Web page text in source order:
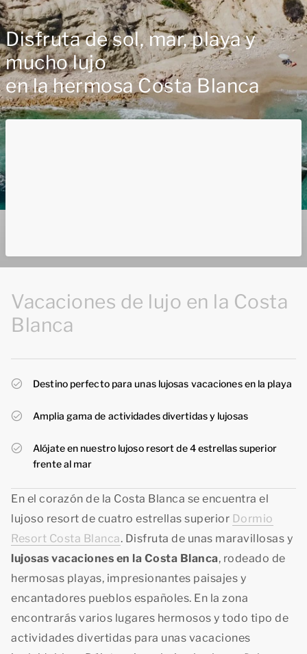
Disfruta de sol, mar, playa y
mucho lujo
en la hermosa Costa Blanca
Vacaciones de lujo en la Costa
Blanca
Destino perfecto para unas lujosas vacaciones en la playa
Amplia gama de actividades divertidas y lujosas
Alójate en nuestro lujoso resort de 4 estrellas superior
frente al mar
En el corazón de la Costa Blanca se encuentra el
lujoso resort de cuatro estrellas superior Dormio
Resort Costa Blanca. Disfruta de unas maravillosas y
lujosas vacaciones en la Costa Blanca, rodeado de
hermosas playas, impresionantes paisajes y
encantadores pueblos españoles. En la zona
encontrarás varios lugares hermosos y todo tipo de
actividades divertidas para unas vacaciones